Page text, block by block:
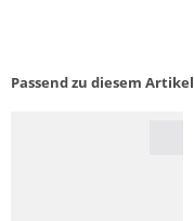
Passend zu diesem Artikel